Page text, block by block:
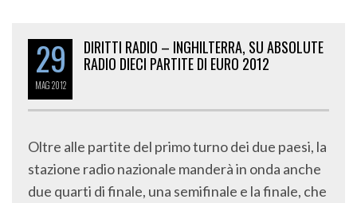
29
MAG2012
DIRITTI RADIO – INGHILTERRA, SU ABSOLUTE
RADIO DIECI PARTITE DI EURO 2012
Oltre alle partite del primo turno dei due paesi, la
stazione radio nazionale manderà in onda anche
due quarti di finale, una semifinale e la finale, che